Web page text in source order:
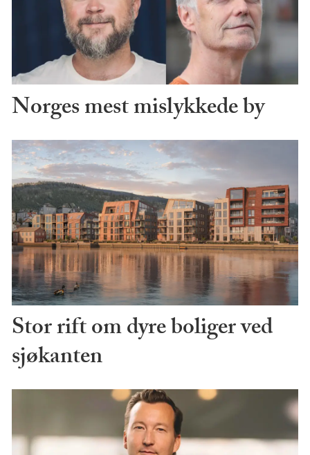
Norges mest mislykkede by
Stor rift om dyre boliger ved
sjøkanten